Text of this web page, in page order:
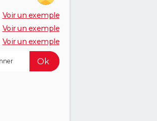
Voir un exemple
Voir un exemple
Voir un exemple